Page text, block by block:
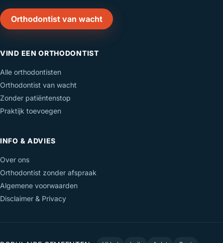
Orthodontist van wacht
VIND EEN ORTHODONTIST
Alle orthodontisten
Orthodontist van wacht
Zonder patiëntenstop
Praktijk toevoegen
INFO & ADVIES
Over ons
Orthodontist zonder afspraak
Algemene voorwaarden
Disclaimer & Privacy